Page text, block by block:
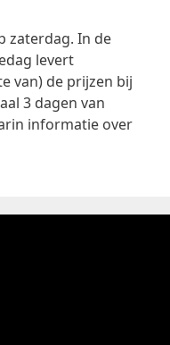
zaterdag. In de
levert
van) de prijzen bij
3 dagen van
informatie over